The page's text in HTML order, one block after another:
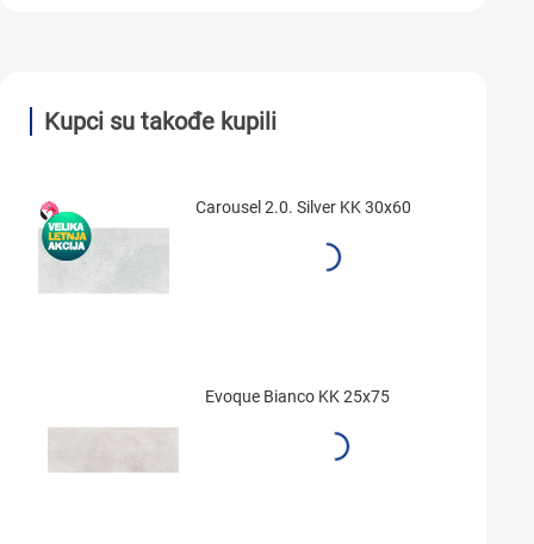
Kupci su takođe kupili
Carousel 2.0. Silver KK 30x60
Evoque Bianco KK 25x75